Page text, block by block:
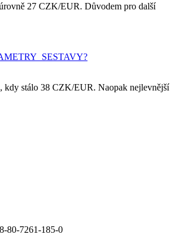
27 CZK/EUR. Důvodem pro další
kdy stálo 38 CZK/EUR. Naopak nejlevnější
80-7261-185-0